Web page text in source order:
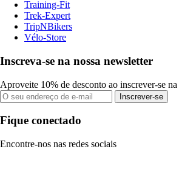
Training-Fit
Trek-Expert
TripNBikers
Vélo-Store
Inscreva-se na nossa newsletter
Aproveite 10% de desconto ao inscrever-se
Inscrever-se
Fique conectado
Encontre-nos nas redes sociais